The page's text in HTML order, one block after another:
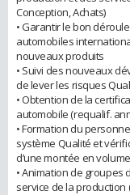
Conception, Achats)
• Garantir le bon
automobiles
nouveaux produits
• Suivi des nouveaux
de lever les risques
• Obtention de la
automobile (requalif.
• Formation du
système Qualité et
d’une montée en
• Animation de
service de la production